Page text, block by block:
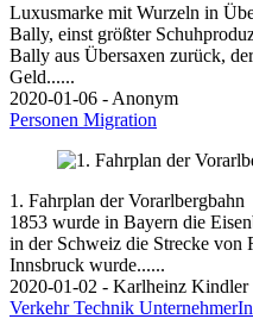
Luxusmarke mit Wurzeln in
Bally, einst größter
Bally aus Übersaxen zurück,
Geld......
2020-01-06 - Anonym
Personen Migration
1. Fahrplan der Vorarlbergbahn
1853 wurde in Bayern die
in der Schweiz die Strecke von
Innsbruck wurde......
2020-01-02 - Karlheinz Kindler
VerkehrTechnik